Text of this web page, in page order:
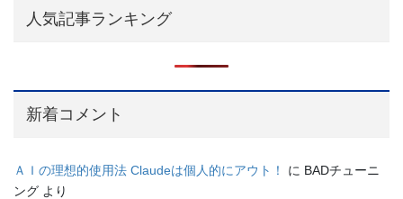
人気記事ランキング
新着コメント
ＡＩの理想的使用法 Claudeは個人的にアウト！ に BADチューニ
ング より